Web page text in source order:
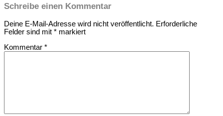
Schreibe einen Kommentar
Deine E-Mail-Adresse wird nicht veröffentlicht. Erforderliche
Felder sind mit * markiert
Kommentar *